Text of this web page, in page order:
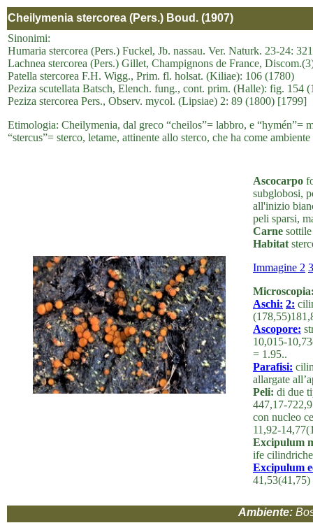
Cheilymenia stercorea (Pers.) Boud. (1907)
Sinonimi:
Humaria stercorea (Pers.) Fuckel, Jb. nassau. Ver. Naturk. 23-24:
Lachnea stercorea (Pers.) Gillet, Champignons de France,
Patella stercorea F.H. Wigg., Prim. fl. holsat. (Kiliae): 106 (1780)
Peziza scutellata Batsch, Elench. fung., cont. prim. (Halle): fig. 154
Peziza stercorea Pers., Observ. mycol. (Lipsiae) 2: 89 (1800) [1799]
Etimologia: Cheilymenia, dal greco “cheilos”= labbro, e “hymén”=
“stercus”= sterco, letame, attinente allo sterco, che ha come
Ascocarpo
subglobosi,
all'inizio
peli sparsi,
Carne
Habitat
Immagine 2 3
Aschi: 2:
Ascopore:
10,015-
= 1.95..
Parafisi:
allargate
Peli: di due
447,17-
con nucleo
11,92-
Excipulum
ife
Excipulum
Ambiente: